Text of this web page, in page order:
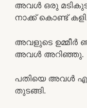
അവൾ ഒരു
നാക്ക് കൊണ്ട്
അവളുടെ ഉമ്മീർ
അവൾ അറിഞ്ഞു.
പതിയെ അവൾ
തുടങ്ങി.